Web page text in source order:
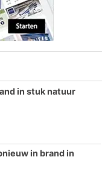
in stuk natuur
in brand in